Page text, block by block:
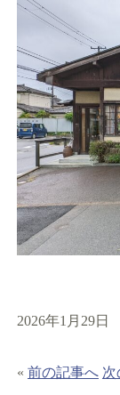
2026年1月29日
« 前の記事へ 次